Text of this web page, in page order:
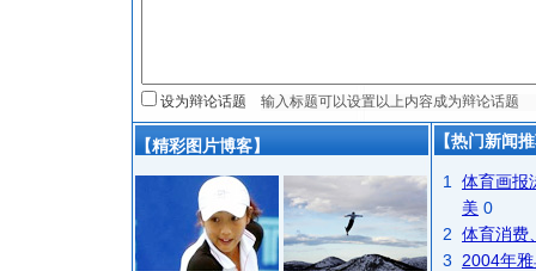
设为辩论话题
【精彩图片博客】 【热门新闻
1
体育画报
美 0
2 体育消费
3
2004年